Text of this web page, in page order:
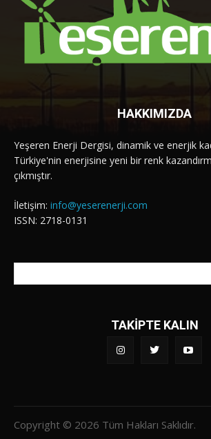
HAKKIMIZDA
Yeşeren Enerji Dergisi, dinamik ve enerjik
Türkiye'nin enerjisine yeni bir renk
çıkmıştır.
İletişim: info@yeserenerji.com
ISSN: 2718-0131
TAKİPTE KALIN
Copyright © 2026 Tüm Hakları Saklıdır.